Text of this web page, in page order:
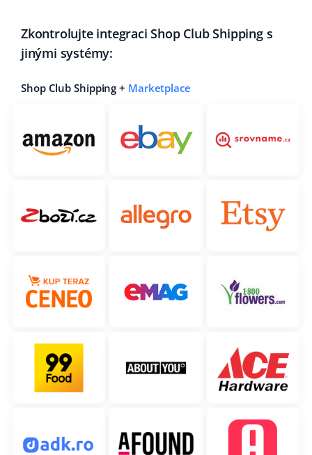
Zkontrolujte integraci Shop Club Shipping s
jinými systémy:
Shop Club Shipping + Marketplace